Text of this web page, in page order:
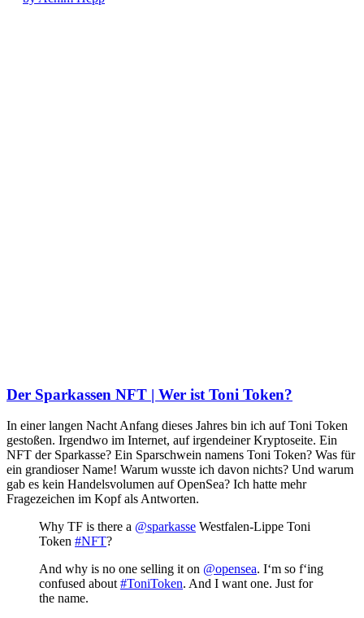
Der Sparkassen NFT | Wer ist Toni Token?
In einer langen Nacht Anfang dieses Jahres bin ich auf Toni Token
gestoßen. Irgendwo im Internet, auf irgendeiner Kryptoseite. Ein
NFT der Sparkasse? Ein Sparschwein namens Toni Token? Was für
ein grandioser Name! Warum wusste ich davon nichts? Und warum
gab es kein Handelsvolumen auf OpenSea? Ich hatte mehr
Fragezeichen im Kopf als Antworten.
Why TF is there a @sparkasse Westfalen-Lippe Toni
Token #NFT?
And why is no one selling it on @opensea. I‘m so f‘ing
confused about#ToniToken. And I want one. Just for
the name.